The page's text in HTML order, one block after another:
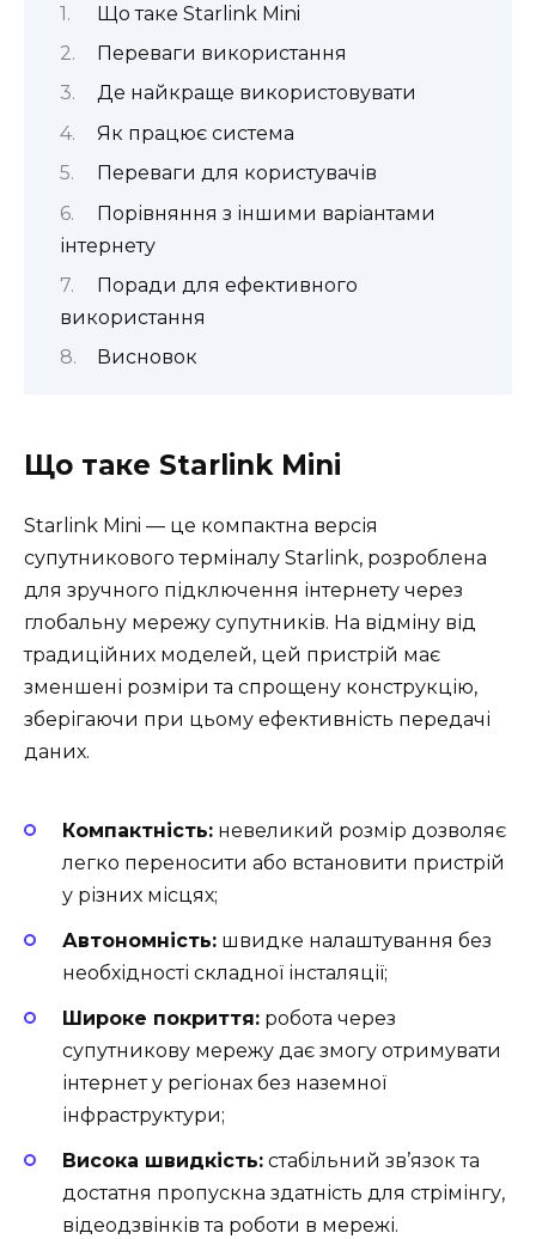
Що таке Starlink Mini
Переваги використання
Де найкраще використовувати
Як працює система
Переваги для користувачів
Порівняння з іншими варіантами
інтернету
Поради для ефективного
використання
Висновок
Що таке Starlink Mini
Starlink Mini — це компактна версія
супутникового терміналу Starlink, розроблена
для зручного підключення інтернету через
глобальну мережу супутників. На відміну від
традиційних моделей, цей пристрій має
зменшені розміри та спрощену конструкцію,
зберігаючи при цьому ефективність передачі
даних.
Компактність: невеликий розмір дозволяє
легко переносити або встановити пристрій
у різних місцях;
Автономність: швидке налаштування без
необхідності складної інсталяції;
Широке покриття: робота через
супутникову мережу дає змогу отримувати
інтернет у регіонах без наземної
інфраструктури;
Висока швидкість: стабільний зв’язок та
достатня пропускна здатність для стрімінгу,
відеодзвінків та роботи в мережі.